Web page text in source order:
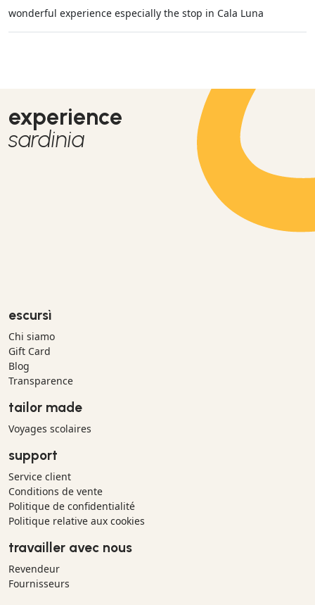
wonderful experience especially the stop in Cala Luna
experience
sardinia
escursì
Chi siamo
Gift Card
Blog
Transparence
tailor made
Voyages scolaires
support
Service client
Conditions de vente
Politique de confidentialité
Politique relative aux cookies
travailler avec nous
Revendeur
Fournisseurs